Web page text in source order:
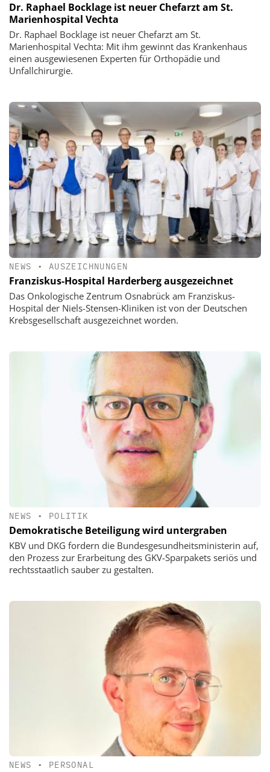
Dr. Raphael Bocklage ist neuer Chefarzt am St.
Marienhospital Vechta
Dr. Raphael Bocklage ist neuer Chefarzt am St.
Marienhospital Vechta: Mit ihm gewinnt das Krankenhaus
einen ausgewiesenen Experten für Orthopädie und
Unfallchirurgie.
NEWS • AUSZEICHNUNGEN
Franziskus-Hospital Harderberg ausgezeichnet
Das Onkologische Zentrum Osnabrück am Franziskus-
Hospital der Niels-Stensen-Kliniken ist von der Deutschen
Krebsgesellschaft ausgezeichnet worden.
NEWS • POLITIK
Demokratische Beteiligung wird untergraben
KBV und DKG fordern die Bundesgesundheitsministerin auf,
den Prozess zur Erarbeitung des GKV-Sparpakets seriös und
rechtsstaatlich sauber zu gestalten.
NEWS • PERSONAL